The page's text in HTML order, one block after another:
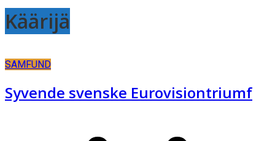
Käärijä
SAMFUND
Syvende svenske Eurovisiontriumf